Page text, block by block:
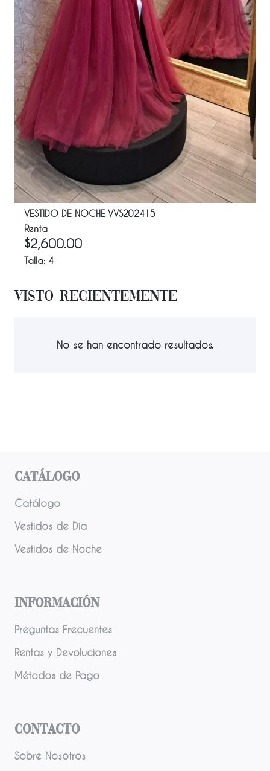
VESTIDO DE NOCHE VVS202415
Renta
$2,600.00
Talla: 4
Visto Recientemente
No se han encontrado resultados.
Catálogo
Catálogo
Vestidos de Día
Vestidos de Noche
Información
Preguntas Frecuentes
Rentas y Devoluciones
Métodos de Pago
Contacto
Sobre Nosotros